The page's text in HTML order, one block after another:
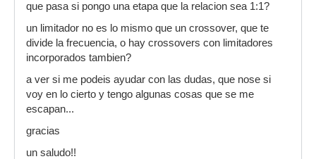
que pasa si pongo una etapa que la relacion sea 1:1?
un limitador no es lo mismo que un crossover, que te
divide la frecuencia, o hay crossovers con limitadores
incorporados tambien?
a ver si me podeis ayudar con las dudas, que nose si
voy en lo cierto y tengo algunas cosas que se me
escapan...
gracias
un saludo!!